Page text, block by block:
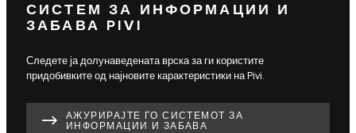
СИСТЕМ ЗА ИНФОРМАЦИИ И
ЗАБАВА PIVI
Следете ја долунаведената врска за ги користите
придобивките од најновите карактеристики на Pivi.
АЖУРИРАЈТЕ ГО СИСТЕМОТ ЗА
ИНФОРМАЦИИ И ЗАБАВА